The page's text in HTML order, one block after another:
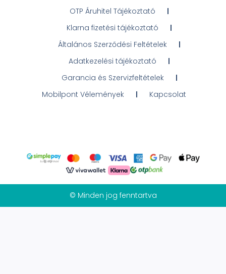
OTP Áruhitel Tájékoztató
Klarna fizetési tájékoztató
Általános Szerződési Feltételek
Adatkezelési tájékoztató
Garancia és Szervizfeltételek
Mobilpont Vélemények
Kapcsolat
© Minden jog fenntartva